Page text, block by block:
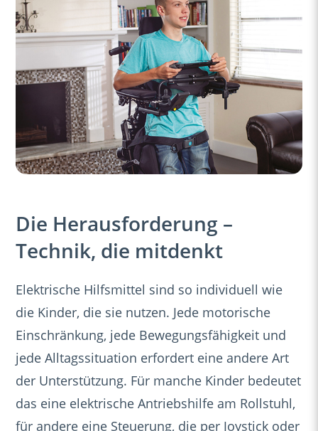
Die Herausforderung –
Technik, die mitdenkt
Elektrische Hilfsmittel sind so individuell wie
die Kinder, die sie nutzen. Jede motorische
Einschränkung, jede Bewegungsfähigkeit und
jede Alltagssituation erfordert eine andere Art
der Unterstützung. Für manche Kinder bedeutet
das eine elektrische Antriebshilfe am Rollstuhl,
für andere eine Steuerung, die per Joystick oder